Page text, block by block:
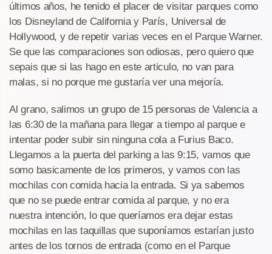
últimos años, he tenido el placer de visitar parques como
los Disneyland de California y París, Universal de
Hollywood, y de repetir varias veces en el Parque Warner.
Se que las comparaciones son odiosas, pero quiero que
sepais que si las hago en este articulo, no van para
malas, si no porque me gustaría ver una mejoría.
Al grano, salimos un grupo de 15 personas de Valencia a
las 6:30 de la mañana para llegar a tiempo al parque e
intentar poder subir sin ninguna cola a Furius Baco.
Llegamos a la puerta del parking a las 9:15, vamos que
somo basicamente de los primeros, y vamos con las
mochilas con comida hacia la entrada. Si ya sabemos
que no se puede entrar comida al parque, y no era
nuestra intención, lo que queríamos era dejar estas
mochilas en las taquillas que suponíamos estarían justo
antes de los tornos de entrada (como en el Parque